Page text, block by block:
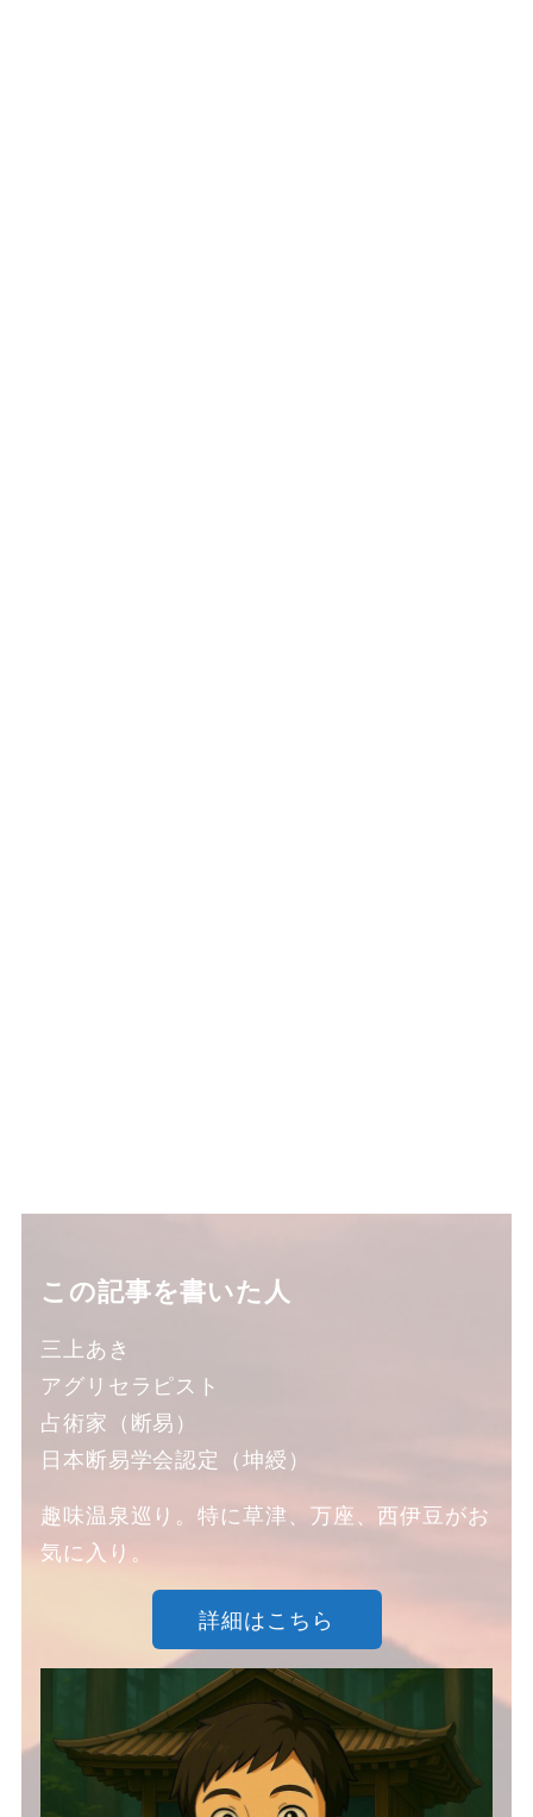
この記事を書いた人
三上あき
アグリセラピスト
占術家（断易）
日本断易学会認定（坤綬）
趣味温泉巡り。特に草津、万座、西伊豆がお
気に入り。
詳細はこちら